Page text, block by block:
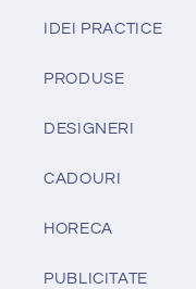
IDEI PRACTICE
PRODUSE
DESIGNERI
CADOURI
HORECA
PUBLICITATE